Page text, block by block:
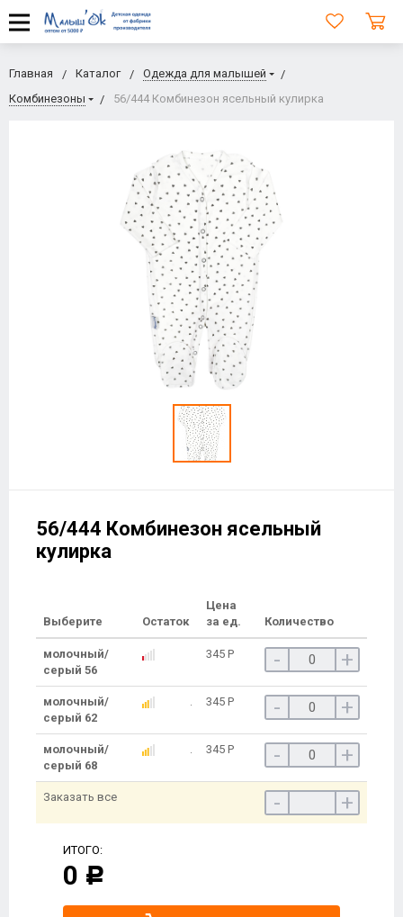
Главная Каталог
Одежда для малышей
Комбинезоны
56/444 Комбинезон ясельный кулирка
56/444 Комбинезон ясельный
кулирка
Выберите Остаток
Цена
за ед.
Количество
молочный/
серый 56
345 Р - +
молочный/
серый 62
345 Р - +
молочный/
серый 68
345 Р - +
- +
ИТОГО:
0 Р